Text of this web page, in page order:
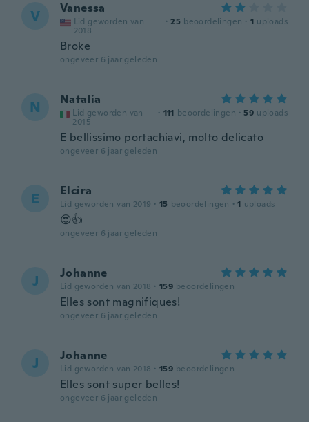
V Vanessa
Lid geworden van
2018
· 25 beoordelingen · 1 uploads
Broke
ongeveer 6 jaar geleden
N Natalia
Lid geworden van
2015
· 111 beoordelingen · 59 uploads
E bellissimo portachiavi, molto delicato
ongeveer 6 jaar geleden
E Elcira
Lid geworden van 2019 · 15 beoordelingen · 1 uploads
😍👍
ongeveer 6 jaar geleden
J Johanne
Lid geworden van 2018 · 159 beoordelingen
Elles sont magnifiques!
ongeveer 6 jaar geleden
J Johanne
Lid geworden van 2018 · 159 beoordelingen
Elles sont super belles!
ongeveer 6 jaar geleden